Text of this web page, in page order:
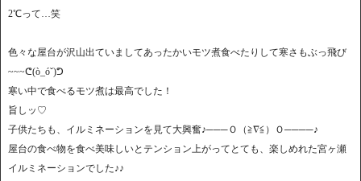
2℃って…笑
色々な屋台が沢山出ていましてあったかいモツ煮食べたりして寒さもぶっ飛び
~~~ᕦ(ò_óˇ)ᕤ
寒い中で食べるモツ煮は最高でした！
旨しッ♡
子供たちも、イルミネーションを見て大興奮♪───Ｏ（≧∇≦）Ｏ────♪
屋台の食べ物を食べ美味しいとテンション上がってとても、楽しめれた宮ヶ瀬
イルミネーションでした♪♪